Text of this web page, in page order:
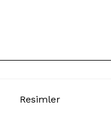
Resimler